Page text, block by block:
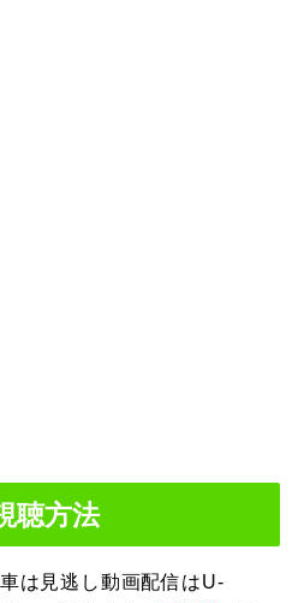
聴方法
は見逃し動画配信はU-